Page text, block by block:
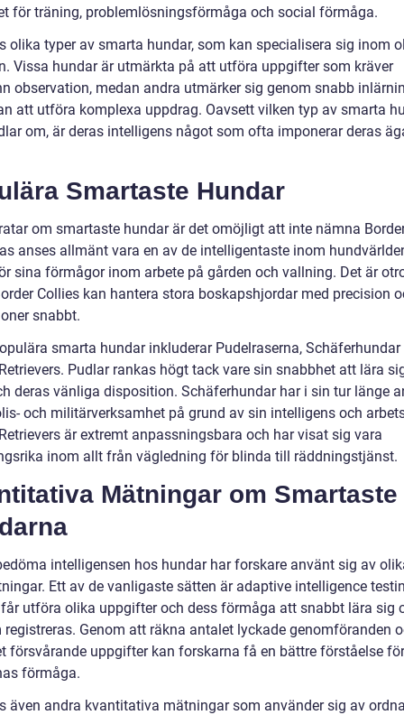
för träning, problemlösningsförmåga och social förmåga.
olika typer av smarta hundar, som kan specialisera sig inom
Vissa hundar är utmärkta på att utföra uppgifter som kräver
observation, medan andra utmärker sig genom snabb
att utföra komplexa uppdrag. Oavsett vilken typ av smarta
om, är deras intelligens något som ofta imponerar deras
Smartaste Hundar
om smartaste hundar är det omöjligt att inte nämna
anses allmänt vara en av de intelligentaste inom
sina förmågor inom arbete på gården och vallning. Det är
Collies kan hantera stora boskapshjordar med precision
snabbt.
smarta hundar inkluderar Pudelraserna, Schäferhundar
Pudlar rankas högt tack vare sin snabbhet att lära
deras vänliga disposition. Schäferhundar har i sin tur länge
och militärverksamhet på grund av sin intelligens och
är extremt anpassningsbara och har visat sig vara
inom allt från vägledning för blinda till räddningstjänst.
Mätningar om Smartaste
intelligensen hos hundar har forskare använt sig av
Ett av de vanligaste sätten är adaptive intelligence
utföra olika uppgifter och dess förmåga att snabbt lära sig
registreras. Genom att räkna antalet lyckade genomföranden
försvårande uppgifter kan forskarna få en bättre förståelse för
förmåga.
även andra kvantitativa mätningar som använder sig av